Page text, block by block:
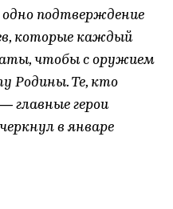
подтверждение
которые каждый
чтобы с оружием
Родины. Те, кто
главные герои
в январе